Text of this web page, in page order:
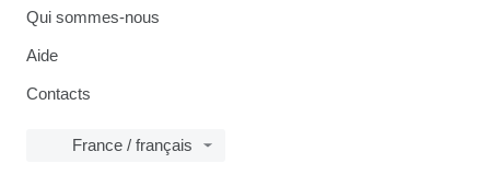
Qui sommes-nous
Aide
Contacts
France / français